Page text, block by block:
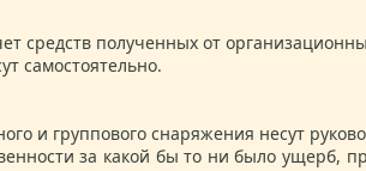
средств полученных от
самостоятельно.
и группового снаряжения несут
за какой бы то ни было